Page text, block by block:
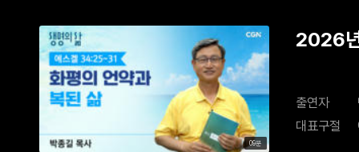
09분
2026
출연자
대표구절